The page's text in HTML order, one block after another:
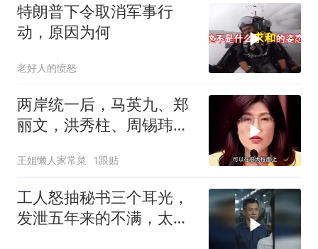
特朗普下令取消军事行
动，原因为何
老好人的愤怒
两岸统一后，马英九、郑
丽文，洪秀柱、周锡玮谁
王姐懒人家常菜 1跟贴
工人怒抽秘书三个耳光，
发泄五年来的不满，太解